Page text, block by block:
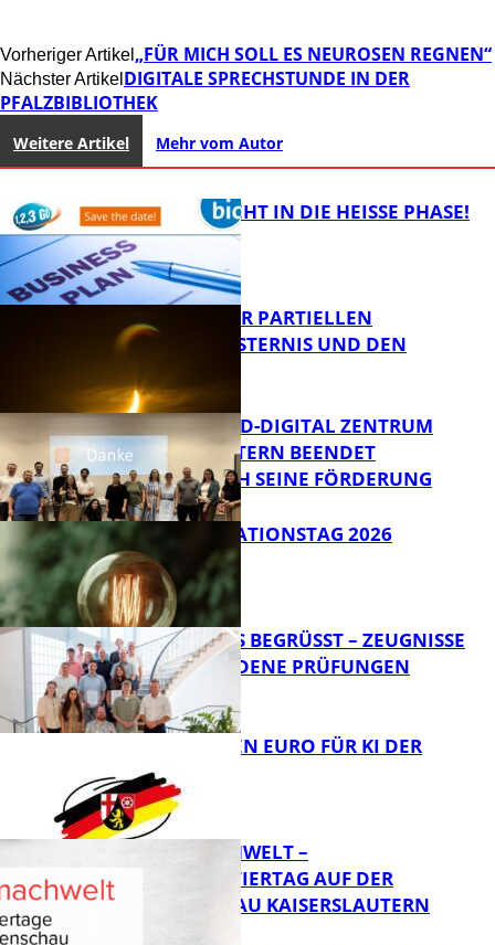
Vorheriger Artikel „FÜR MICH SOLL ES NEUROSEN REGNEN“
Nächster Artikel DIGITALE SPRECHSTUNDE IN DER
PFALZBIBLIOTHEK
Weitere Artikel Mehr vom Autor
1,2,3 GO® GEHT IN DIE HEISSE PHASE!
Bildung
VORTRAG ZUR PARTIELLEN
SONNENFINSTERNIS UND DEN
PERSEIDEN
FB News
MITTELSTAND-DIGITAL ZENTRUM
KAISERSLAUTERN BEENDET
ERFOLGREICH SEINE FÖRDERUNG
Bildung
SIAK-INNOVATIONSTAG 2026
NEUE AZUBIS BEGRÜSST – ZEUGNISSE F
ÜR BESTANDENE PRÜFUNGEN
Bildung
20 MILLIONEN EURO FÜR KI DER
ZUKUNFT
MI(N)TMACHWELT –
EXPERIMENTIERTAG AUF DER
GARTENSCHAU KAISERSLAUTERN